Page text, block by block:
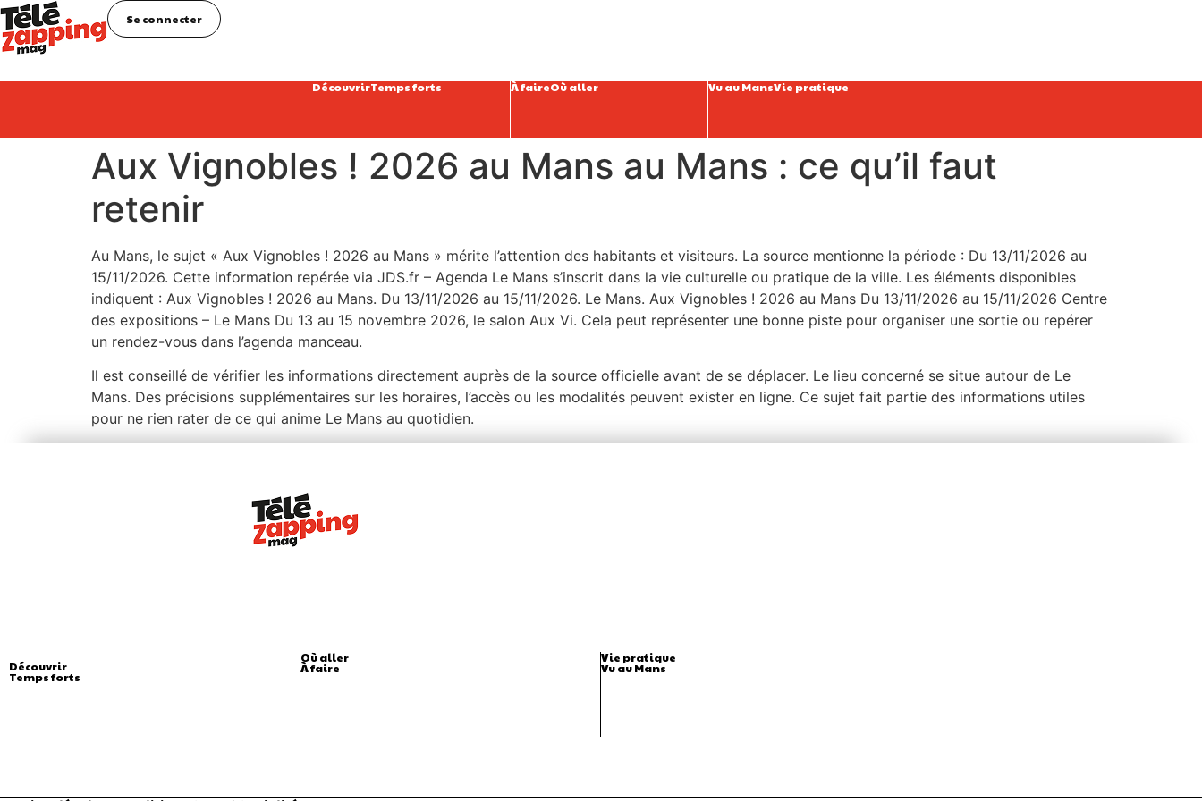
Se connecter
DécouvrirTemps forts À faireOù aller Vu au MansVie pratique
Aux Vignobles ! 2026 au Mans au Mans : ce qu’il faut
retenir
Au Mans, le sujet « Aux Vignobles ! 2026 au Mans » mérite l’attention des habitants et visiteurs. La source mentionne la période : Du 13/11/2026 au
15/11/2026. Cette information repérée via JDS.fr – Agenda Le Mans s’inscrit dans la vie culturelle ou pratique de la ville. Les éléments disponibles
indiquent : Aux Vignobles ! 2026 au Mans. Du 13/11/2026 au 15/11/2026. Le Mans. Aux Vignobles ! 2026 au Mans Du 13/11/2026 au 15/11/2026 Centre
des expositions – Le Mans Du 13 au 15 novembre 2026, le salon Aux Vi. Cela peut représenter une bonne piste pour organiser une sortie ou repérer
un rendez-vous dans l’agenda manceau.
Il est conseillé de vérifier les informations directement auprès de la source officielle avant de se déplacer. Le lieu concerné se situe autour de Le
Mans. Des précisions supplémentaires sur les horaires, l’accès ou les modalités peuvent exister en ligne. Ce sujet fait partie des informations utiles
pour ne rien rater de ce qui anime Le Mans au quotidien.
Découvrir
Temps forts
Où aller
À faire
Vie pratique
Vu au Mans